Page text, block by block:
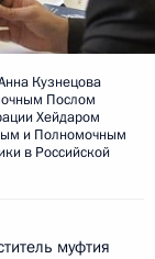
Кузнецова
Послом
Хейдаром
и Полномочным
в Российской
муфтия